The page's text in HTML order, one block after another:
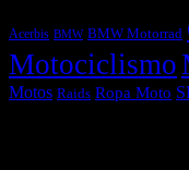
Acerbis BMW BMW Motorrad
Motociclismo
Motos Raids Ropa Moto